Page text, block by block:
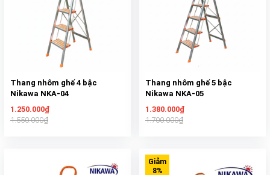
Thang nhôm ghế 4 bậc
Nikawa NKA-04
1.250.000₫
1.550.000₫
Thang nhôm ghế 5 bậc
Nikawa NKA-05
1.380.000₫
1.700.000₫